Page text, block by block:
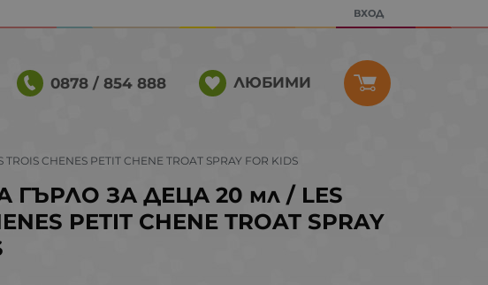
ВХОД
0878 / 854 888 ЛЮБИМИ
CHENES PETIT CHENE TROAT SPRAY FOR KIDS
ГЪРЛО ЗА ДЕЦА 20 мл / LES
PETIT CHENE TROAT SPRAY